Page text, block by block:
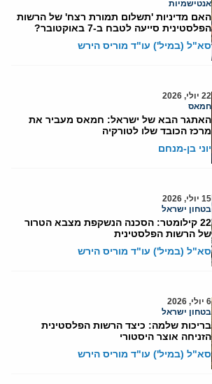
אנטישמיות
האם מדיניות 'תשלום תמורת רצח' של הרשות
הפלסטינית סייעה לטבח ב-7 באוקטובר?
סא"ל (במיל') עו"ד מוריס הירש
22 יולי, 2026
חמאס
האתגר הבא של ישראל: חמאס מעביר את
מרכז הכובד שלו לטורקיה
יוני בן-מנחם
15 יולי, 2026
בטחון ישראל
22 קילומטר: הסכנה הנשקפת מצבא הטרור
של הרשות הפלסטינית
סא"ל (במיל') עו"ד מוריס הירש
6 יולי, 2026
בטחון ישראל
בריכות שלמה: כיצד הרשות הפלסטינית
הזניחה אוצר היסטורי
סא"ל (במיל') עו"ד מוריס הירש